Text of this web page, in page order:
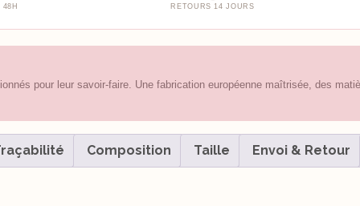
RETOURS 14 JOURS
pour leur savoir-faire. Une fabrication européenne maîtrisée, des
Composition Taille Envoi & Retour